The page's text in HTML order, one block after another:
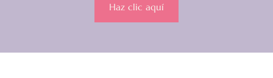
Haz clic aquí